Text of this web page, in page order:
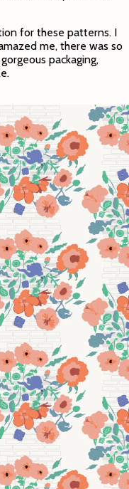
for these patterns. I
me, there was so
packaging,